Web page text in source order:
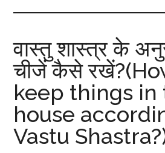
वास्तु शास्त्र के
चीजें कैसे
keep things in
house
Vastu